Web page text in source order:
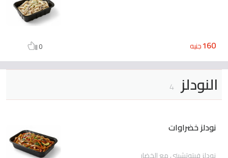
160جنيه 0
النودلز 4
نودلز خضراوات
نودلز فيتوتشيني مع الخضار